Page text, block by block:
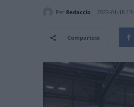
Per Redaccio 2022-01-18
Comparteix